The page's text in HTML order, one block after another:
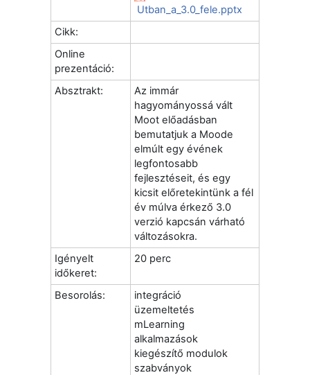
Utban_a_3.0_fele.pptx
Cikk:
Online
prezentáció:
Absztrakt:
Az immár
hagyományossá vált
Moot előadásban
bemutatjuk a Moode
elmúlt egy évének
legfontosabb
fejlesztéseit, és egy
kicsit előretekintünk a fél
év múlva érkező 3.0
verzió kapcsán várható
változásokra.
Igényelt
időkeret:
20 perc
Besorolás:
integráció
üzemeltetés
mLearning
alkalmazások
kiegészítő modulok
szabványok